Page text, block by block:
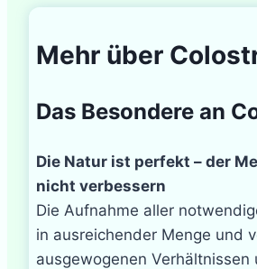
Mehr über
Das Besondere an
Die Natur ist perfekt – der
nicht verbessern
Die Aufnahme aller
in ausreichender Menge und
ausgewogenen Verhältnissen